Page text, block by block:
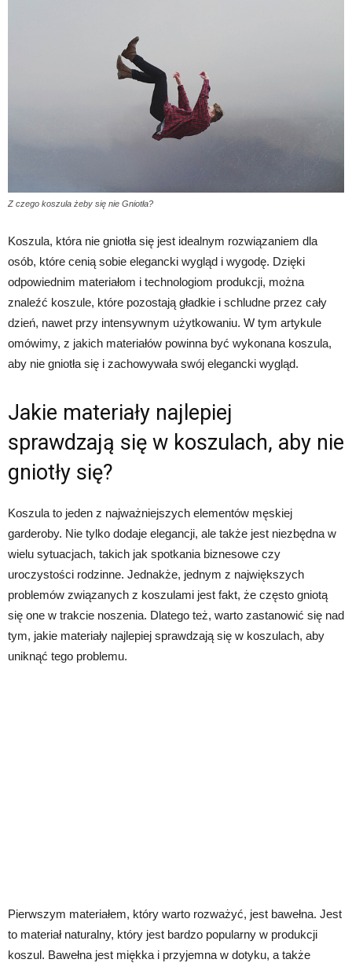
Z czego koszula żeby się nie Gniotła?
Koszula, która nie gniotła się jest idealnym rozwiązaniem dla
osób, które cenią sobie elegancki wygląd i wygodę. Dzięki
odpowiednim materiałom i technologiom produkcji, można
znaleźć koszule, które pozostają gładkie i schludne przez cały
dzień, nawet przy intensywnym użytkowaniu. W tym artykule
omówimy, z jakich materiałów powinna być wykonana koszula,
aby nie gniotła się i zachowywała swój elegancki wygląd.
Jakie materiały najlepiej
sprawdzają się w koszulach, aby nie
gniotły się?
Koszula to jeden z najważniejszych elementów męskiej
garderoby. Nie tylko dodaje elegancji, ale także jest niezbędna w
wielu sytuacjach, takich jak spotkania biznesowe czy
uroczystości rodzinne. Jednakże, jednym z największych
problemów związanych z koszulami jest fakt, że często gniotą
się one w trakcie noszenia. Dlatego też, warto zastanowić się nad
tym, jakie materiały najlepiej sprawdzają się w koszulach, aby
uniknąć tego problemu.
Pierwszym materiałem, który warto rozważyć, jest bawełna. Jest
to materiał naturalny, który jest bardzo popularny w produkcji
koszul. Bawełna jest miękka i przyjemna w dotyku, a także